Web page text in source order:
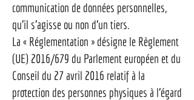
communication de données personnelles,
qu’il s’agisse ou non d’un tiers.
La « Réglementation » désigne le Règlement
(UE) 2016/679 du Parlement européen et du
Conseil du 27 avril 2016 relatif à la
protection des personnes physiques à l’égard